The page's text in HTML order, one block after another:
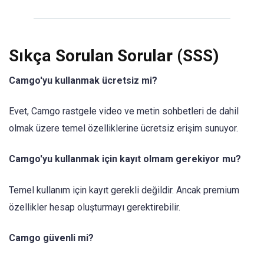
Sıkça Sorulan Sorular (SSS)
Camgo'yu kullanmak ücretsiz mi?
Evet, Camgo rastgele video ve metin sohbetleri de dahil
olmak üzere temel özelliklerine ücretsiz erişim sunuyor.
Camgo'yu kullanmak için kayıt olmam gerekiyor mu?
Temel kullanım için kayıt gerekli değildir. Ancak premium
özellikler hesap oluşturmayı gerektirebilir.
Camgo güvenli mi?